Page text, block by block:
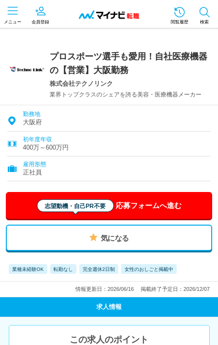
メニュー 会員登録 閲覧履歴 検索
プロスポーツ選手も愛用！自社医療機器
の【営業】大阪勤務
株式会社テクノリンク
業界トップクラスのシェアを誇る美容・医療機器メーカー
勤務地
大阪府
初年度年収
400万～600万円
雇用形態
正社員
志望動機・自己PR不要 応募フォームへ進む
気になる
業種未経験OK 転勤なし 完全週休2日制 女性のおしごと掲載中
情報更新日：2026/06/16 掲載終了予定日：2026/12/07
求人情報
この求人のポイント